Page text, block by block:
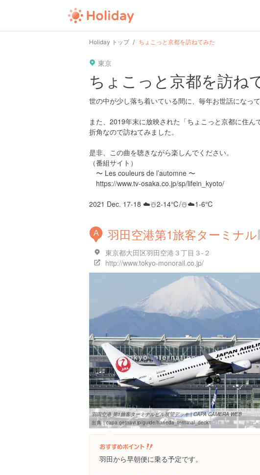
Holiday トップ ちょこっと京都を訪ねてみた
東京
ちょこっと京都を訪ね
世の中が少し落ち着いている間に、毎年お世話になっ
また、2019年末に放映された「ちょこっと京都に住
折角なので訪ねてみました。
是非、この曲を聴きながら楽しんでください。
（番組サイト）
〜 Les couleurs de l’automne 〜
https://www.tv-osaka.co.jp/sp/lifein_kyoto/
2021 Dec. 17-18 ☁️☃️2-14℃/☃️☁️1-6℃
A 羽田空港第1旅客ターミナル
東京都大田区羽田空港３丁目３-２
http://www.tokyo-monorail.co.jp/
羽田空港 第1旅客ターミナルビル展望デッキ | CAPA CAMERA WEB
出典：capa.getnavi.jp/guide/haneda_terminal_deck1
羽田から早朝便に乗る予定です。